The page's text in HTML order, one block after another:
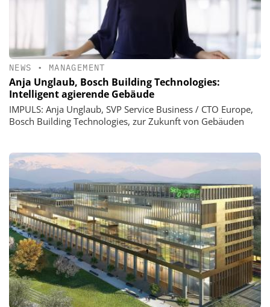
NEWS • MANAGEMENT
Anja Unglaub, Bosch Building Technologies:
Intelligent agierende Gebäude
IMPULS: Anja Unglaub, SVP Service Business / CTO Europe,
Bosch Building Technologies, zur Zukunft von Gebäuden